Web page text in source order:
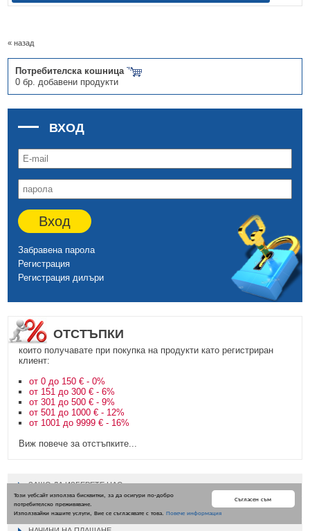
Съгласен съм
Този уебсайт използва бисквитки, за да осигури по-добро
потребителско преживяване.
Използвайки нашите услуги, Вие се съгласявате с това. Повече информация
« назад
Потребителска кошница
0 бр. добавени продукти
ВХОД
Вход
Забравена парола
Регистрация
Регистрация дилъри
ОТСТЪПКИ
които получавате при покупка на продукти като регистриран
клиент:
от 0 до 150 € - 0%
от 151 до 300 € - 6%
от 301 до 500 € - 9%
от 501 до 1000 € - 12%
от 1001 до 9999 € - 16%
Виж повече за отстъпките...
ЗАЩО ДА ИЗБЕРЕТЕ НАС
ДОСТАВКА НА СТОКИ